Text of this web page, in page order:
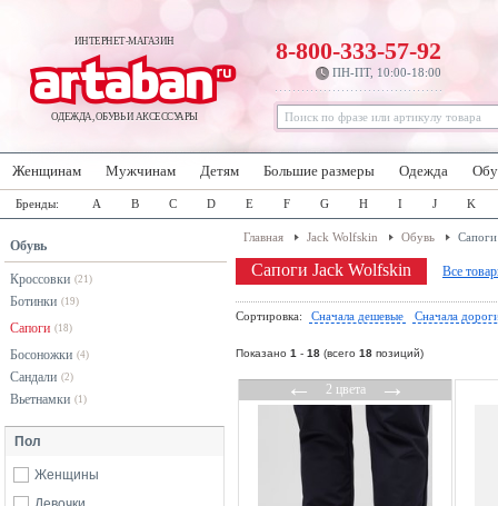
ИНТЕРНЕТ-МАГАЗИН
ОДЕЖДА, ОБУВЬ И АКСЕССУАРЫ
8-800-333-57-92
ПН-ПТ, 10:00-18:00
Женщинам Мужчинам Детям Большие размеры Одежда
Бренды: A B C D E F G H I J K
Обувь
Кроссовки (21)
Ботинки (19)
Сапоги (18)
Босоножки (4)
Сандали (2)
Вьетнамки (1)
Пол
Женщины
Главная Jack Wolfskin Обувь Сапоги
Сапоги Jack Wolfskin Все
Сортировка: Сначала дешевые Сначала
Показано 1 - 18 (всего 18 позиций)
←2 цвета→